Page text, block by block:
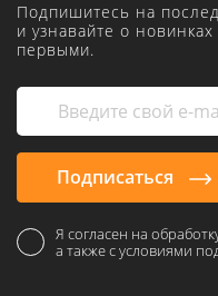
Подпишитесь на
и узнавайте о
первыми.
Подписаться
Я согласен на
а также с условиями